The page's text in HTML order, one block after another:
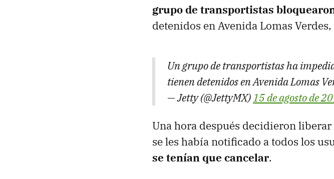
grupo de transportistas
detenidos en Avenida Lomas
Un grupo de transportistas ha
tienen detenidos en Avenida Lomas
— Jetty (@JettyMX)15 de agosto de
Una hora después decidieron
se les había notificado a todos los
se tenían que cancelar.